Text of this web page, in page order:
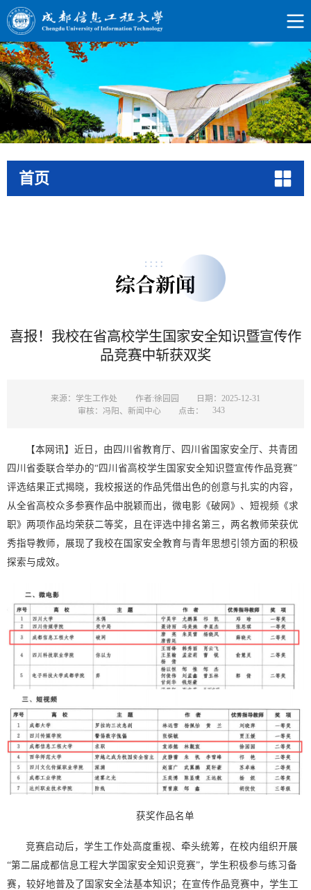
首页
综合新闻
喜报！我校在省高校学生国家安全知识暨宣传作
品竞赛中斩获双奖
来源：学生工作处 作者:徐园园
日期：2025-12-31
审核：冯阳、新闻中心
点击： 343
【本网讯】近日，由四川省教育厅、四川省国家安全厅、共青团
四川省委联合举办的“四川省高校学生国家安全知识暨宣传作品竞赛”
评选结果正式揭晓，我校报送的作品凭借出色的创意与扎实的内容，
从全省高校众多参赛作品中脱颖而出，微电影《破网》、短视频《求
职》两项作品均荣获二等奖，且在评选中排名第三，两名教师荣获优
秀指导教师，展现了我校在国家安全教育与青年思想引领方面的积极
探索与成效。
获奖作品名单
竞赛启动后，学生工作处高度重视、牵头统筹，在校内组织开展
“第二届成都信息工程大学国家安全知识竞赛”，学生积极参与练习备
赛，较好地普及了国家安全法基本知识；在宣传作品竞赛中，学生工